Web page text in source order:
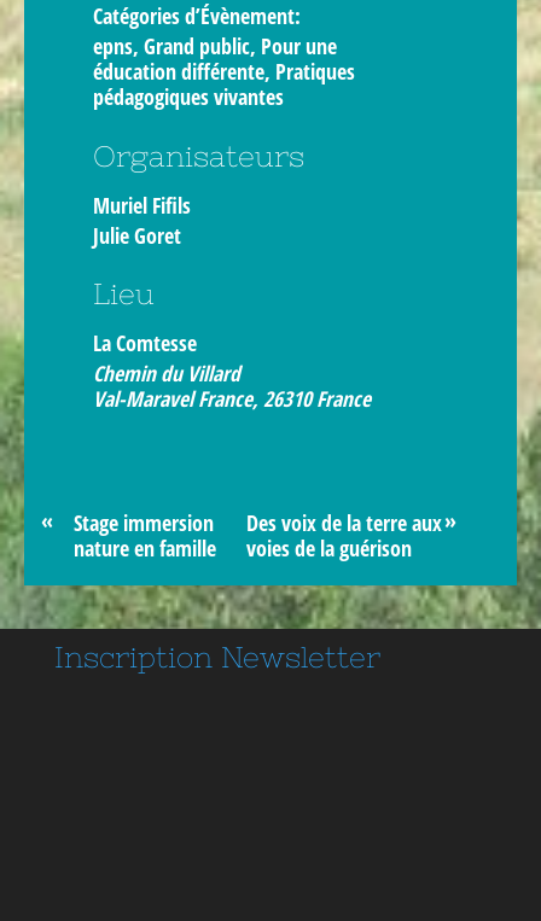
Catégories d’Évènement:
epns, Grand public, Pour une
éducation différente, Pratiques
pédagogiques vivantes
Lieu
La Comtesse
Chemin du Villard
Val-Maravel France, 26310 France
Organisateurs
Muriel Fifils
Julie Goret
«
Stage immersion
nature en famille
Des voix de la terre aux
voies de la guérison
»
Inscription Newsletter